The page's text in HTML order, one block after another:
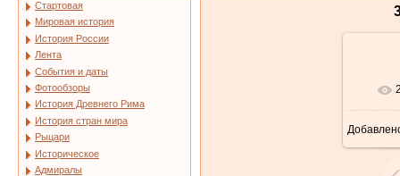
Стартовая
Мировая история
История России
Лента
События и даты
Фотообзоры
История Древнего Рима
История стран мира
Рыцари
Историческое
Адмиралы